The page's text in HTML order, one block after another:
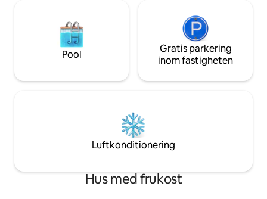
Pool
Gratis parkering
inom fastigheten
Luftkonditionering
Hus med frukost